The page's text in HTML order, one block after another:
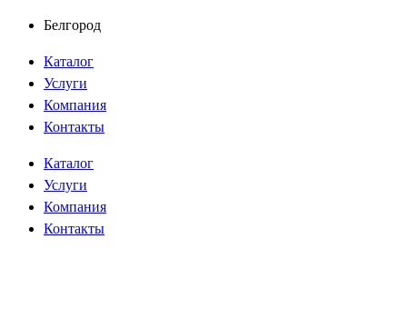
Перейти
содержимому
Белгород
Каталог
Услуги
Компания
Контакты
Каталог
Услуги
Компания
Контакты